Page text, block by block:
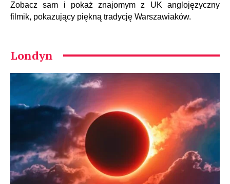
Zobacz sam i pokaż znajomym z UK anglojęzyczny
filmik, pokazujący piękną tradycję Warszawiaków.
Londyn